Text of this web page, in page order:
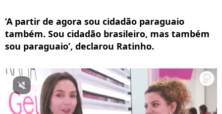
‘A partir de agora sou cidadão paraguaio
também. Sou cidadão brasileiro, mas também
sou paraguaio’, declarou Ratinho.